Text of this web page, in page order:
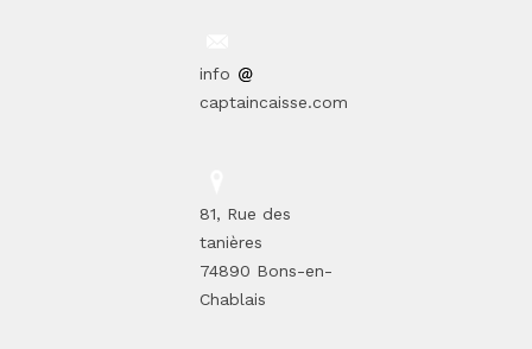
info
captaincaisse.com
81, Rue des
tanières
74890 Bons-en-
Chablais